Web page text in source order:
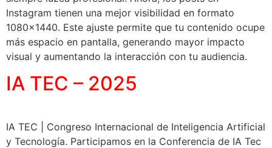
Instagram tienen una mejor visibilidad en formato
1080×1440. Este ajuste permite que tu contenido ocupe
más espacio en pantalla, generando mayor impacto
visual y aumentando la interacción con tu audiencia.
IA TEC – 2025
IA TEC | Congreso Internacional de Inteligencia Artificial
y Tecnología. Participamos en la Conferencia de IA Tec